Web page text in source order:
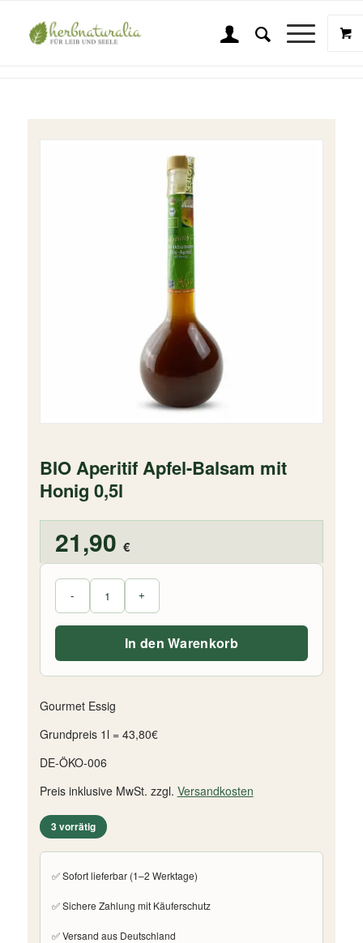
Shop
Sie sind hier: Startseite Kriegl Gourmet Essige
BIO Aperitif Apfel-Balsam mit
Honig 0,5l
21,90 €
Gourmet Essig
Grundpreis 1l = 43,80€
DE-ÖKO-006
Preis inklusive MwSt. zzgl. Versandkosten
3 vorrätig
✅ Sofort lieferbar (1–2 Werktage)
✅ Sichere Zahlung mit Käuferschutz
✅ Versand aus Deutschland
In den Warenkorb